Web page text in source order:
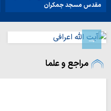
مقدس مسجد جمکران
مراجع و علما